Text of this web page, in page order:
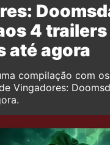
4 trailers
até agora
compilação com
Vingadores: